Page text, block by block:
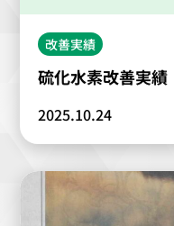
改善実績
硫化水素改善実績
2025.10.24